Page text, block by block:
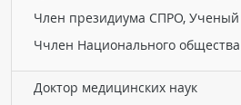
Член президиума СПРО, Ученый
Ччлен Национального
Доктор медицинских наук